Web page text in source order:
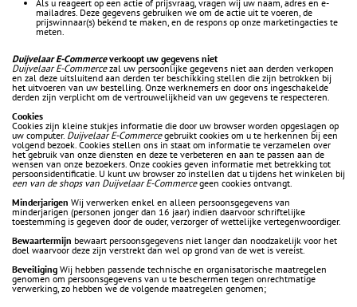
Als u reageert op een actie of prijsvraag, vragen wij uw naam, adres en e-
mailadres. Deze gegevens gebruiken we om de actie uit te voeren, de
prijswinnaar(s) bekend te maken, en de respons op onze marketingacties te
meten.
Duijvelaar E-Commerceverkoopt uw gegevens niet
Duijvelaar E-Commercezal uw persoonlijke gegevens niet aan derden verkopen
en zal deze uitsluitend aan derden ter beschikking stellen die zijn betrokken bij
het uitvoeren van uw bestelling. Onze werknemers en door ons ingeschakelde
derden zijn verplicht om de vertrouwelijkheid van uw gegevens te respecteren.
Cookies
Cookies zijn kleine stukjes informatie die door uw browser worden opgeslagen op
uw computer. Duijvelaar E-Commercegebruikt cookies om u te herkennen bij een
volgend bezoek. Cookies stellen ons in staat om informatie te verzamelen over
het gebruik van onze diensten en deze te verbeteren en aan te passen aan de
wensen van onze bezoekers. Onze cookies geven informatie met betrekking tot
persoonsidentificatie. U kunt uw browser zo instellen dat u tijdens het winkelen bij
een van de shops van Duijvelaar E-Commercegeen cookies ontvangt.
Minderjarigen Wij verwerken enkel en alleen persoonsgegevens van
minderjarigen (personen jonger dan 16 jaar) indien daarvoor schriftelijke
toestemming is gegeven door de ouder, verzorger of wettelijke vertegenwoordiger.
Bewaartermijn bewaart persoonsgegevens niet langer dan noodzakelijk voor het
doel waarvoor deze zijn verstrekt dan wel op grond van de wet is vereist.
Beveiliging Wij hebben passende technische en organisatorische maatregelen
genomen om persoonsgegevens van u te beschermen tegen onrechtmatige
verwerking, zo hebben we de volgende maatregelen genomen;